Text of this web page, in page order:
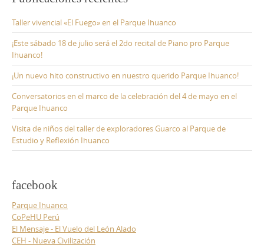
Taller vivencial «El Fuego» en el Parque Ihuanco
¡Este sábado 18 de julio será el 2do recital de Piano pro Parque
Ihuanco!
¡Un nuevo hito constructivo en nuestro querido Parque Ihuanco!
Conversatorios en el marco de la celebración del 4 de mayo en el
Parque Ihuanco
Visita de niños del taller de exploradores Guarco al Parque de
Estudio y Reflexión Ihuanco
facebook
Parque Ihuanco
CoPeHU Perú
El Mensaje - El Vuelo del León Alado
CEH - Nueva Civilización